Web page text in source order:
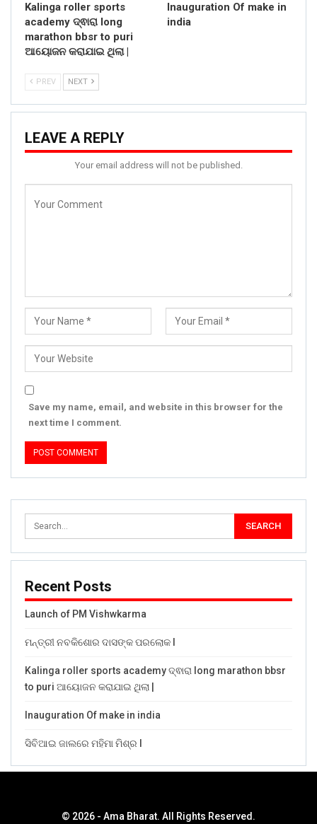
Kalinga roller sports
academy ଦ୍ଵାରା long
marathon bbsr to puri
ଆୟୋଜନ କରାଯାଇ ଥିଲା |
Inauguration Of make in
india
PREV NEXT
LEAVE A REPLY
Your email address will not be published.
Save my name, email, and website in this browser for the
next time I comment.
Recent Posts
Launch of PM Vishwkarma
ମନ୍ତ୍ରୀ ନବକିଶୋର ଦାସଙ୍କ ପରଲୋକ l
Kalinga roller sports academy ଦ୍ଵାରା long marathon bbsr
to puri ଆୟୋଜନ କରାଯାଇ ଥିଲା |
Inauguration Of make in india
ସିବିଆଇ ଜାଲରେ ମହିମା ମିଶ୍ର l
© 2026 - Ama Bharat. All Rights Reserved.